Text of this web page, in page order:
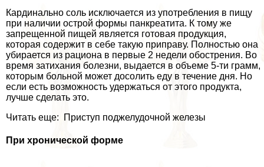
Кардинально соль исключается из употрeбления в пищу
при наличии острой формы панкреатита. К тому же
запрещенной пищей является готовая продукция,
которая содержит в себе такую приправу. Полностью она
убирается из рациона в первые 2 недели обострения. Во
время затихания болезни, выдается в объеме 5-ти грамм,
которым больной может досолить еду в течение дня. Но
если есть возможность удержаться от этого продукта,
лучше сделать это.
Читать еще: Приступ поджелудочной железы
При хронической форме